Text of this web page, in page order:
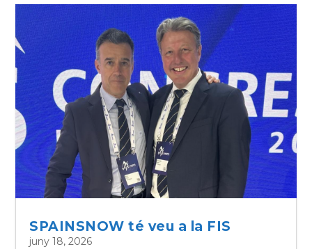
SPAINSNOW té veu a la FIS
juny 18, 2026